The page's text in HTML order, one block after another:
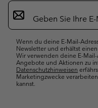
Newsletter-
Anmeldung
Wenn du deine E-Mail-
Newsletter und erhältst
Wir verwenden deine E-
Angebote und Aktionen zu
Datenschutzhinweisen
Marketingzwecke
kannst.